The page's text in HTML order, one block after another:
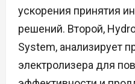
ускорения принятия
решений. Второй,
System, анализирует
электролизера для